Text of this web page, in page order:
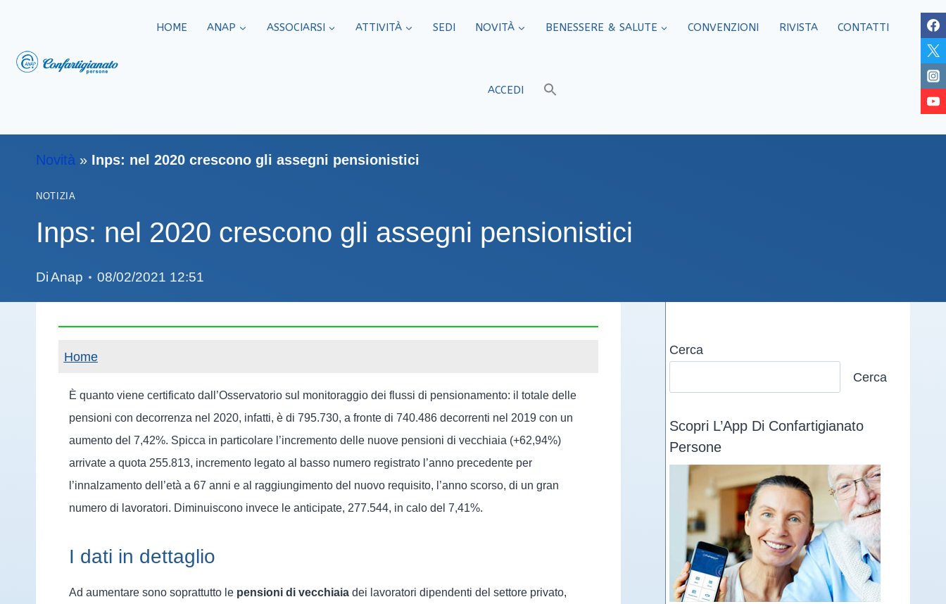
HOME ANAP ASSOCIARSI ATTIVITÀ SEDI​ NOVITÀ BENESSERE & SALUTE CONVENZIONI RIVISTA CONTATTI
ACCEDI
Novità » Inps: nel 2020 crescono gli assegni pensionistici
NOTIZIA
Inps: nel 2020 crescono gli assegni pensionistici
DiAnap 08/02/2021 12:51
Home
È quanto viene certificato dall’Osservatorio sul monitoraggio dei flussi di pensionamento: il totale delle
pensioni con decorrenza nel 2020, infatti, è di 795.730, a fronte di 740.486 decorrenti nel 2019 con un
aumento del 7,42%. Spicca in particolare l’incremento delle nuove pensioni di vecchiaia (+62,94%)
arrivate a quota 255.813, incremento legato al basso numero registrato l’anno precedente per
l’innalzamento dell’età a 67 anni e al raggiungimento del nuovo requisito, l’anno scorso, di un gran
numero di lavoratori. Diminuiscono invece le anticipate, 277.544, in calo del 7,41%.
I dati in dettaglio
Ad aumentare sono soprattutto le pensioni di vecchiaia dei lavoratori dipendenti del settore privato,
Cerca
Cerca
Scopri L’App Di Confartigianato
Persone